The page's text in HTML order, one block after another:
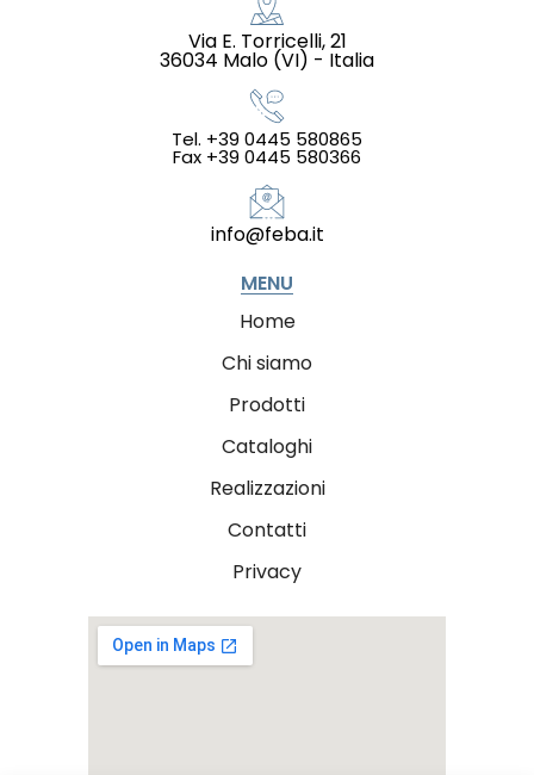
Via E. Torricelli, 21
36034 Malo (VI) - Italia
Tel. +39 0445 580865
Fax +39 0445 580366
info@feba.it
MENU
Home
Chi siamo
Prodotti
Cataloghi
Realizzazioni
Contatti
Privacy